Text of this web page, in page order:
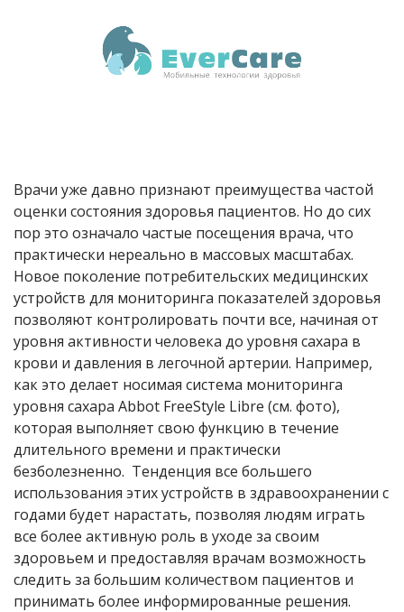
Врачи уже давно признают преимущества частой
оценки состояния здоровья пациентов. Но до сих
пор это означало частые посещения врача, что
практически нереально в массовых масштабах.
Новое поколение потребительских медицинских
устройств для мониторинга показателей здоровья
позволяют контролировать почти все, начиная от
уровня активности человека до уровня сахара в
крови и давления в легочной артерии. Например,
как это делает носимая система мониторинга
уровня сахара Abbot FreeStyle Libre (см. фото),
которая выполняет свою функцию в течение
длительного времени и практически
безболезненно. Тенденция все большего
использования этих устройств в здравоохранении с
годами будет нарастать, позволяя людям играть
все более активную роль в уходе за своим
здоровьем и предоставляя врачам возможность
следить за большим количеством пациентов и
принимать более информированные решения.